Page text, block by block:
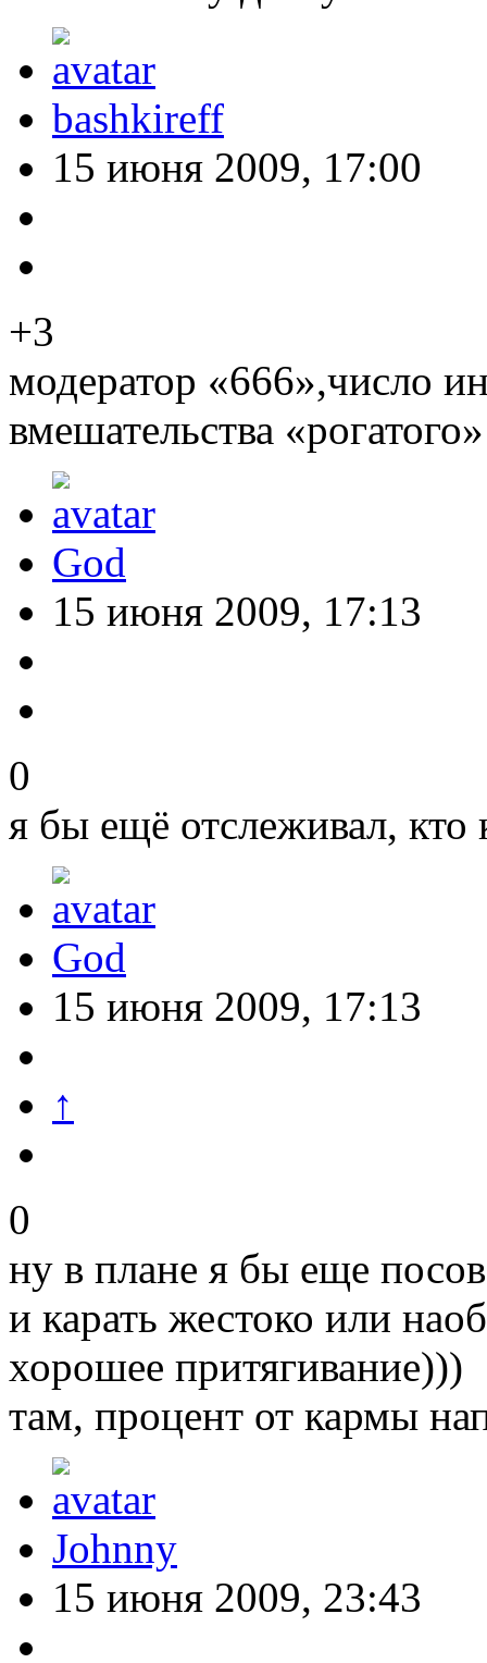
bashkireff
15 июня 2009, 17:00
+3
модератор «666»,число
вмешательства
God
15 июня 2009, 17:13
0
я бы ещё отслеживал, кто
God
15 июня 2009, 17:13
↑
0
ну в плане я бы еще
и карать жестоко или
хорошее притягивание)))
там, процент от кармы
Johnny
15 июня 2009, 23:43